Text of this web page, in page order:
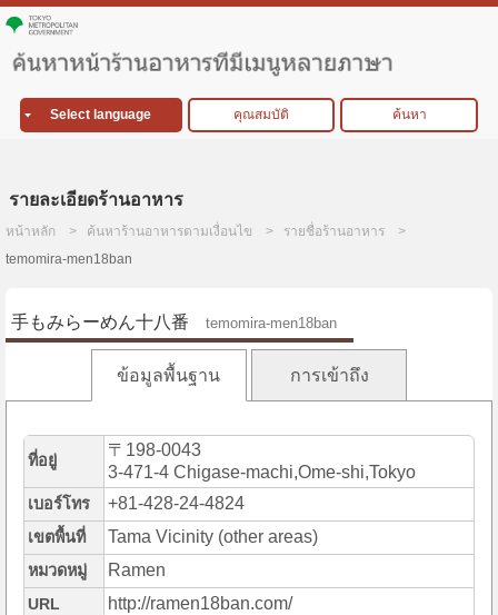
Select language คุณสมบัติ ค้นหา
รายละเอียดร้านอาหาร
หน้าหลัก ค้นหาร้านอาหารตามเงื่อนไข
รายชื่อร้านอาหาร
temomira-men18ban
手もみらーめん十八番 temomira-men18ban
ข้อมูลพื้นฐาน การเข้าถึง
ที่อยู่
〒198-0043
3-471-4 Chigase-machi,Ome-shi,Tokyo
เบอร์โทร +81-428-24-4824
เขตพื้นที่ Tama Vicinity (other areas)
หมวดหมู่ Ramen
URL http://ramen18ban.com/